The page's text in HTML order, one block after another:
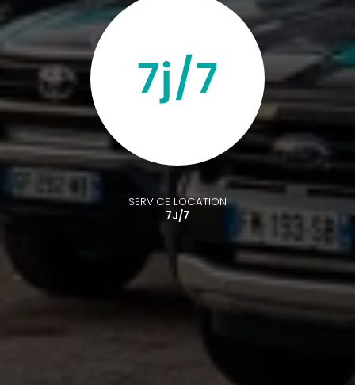
SERVICE LOCATION
7J/7